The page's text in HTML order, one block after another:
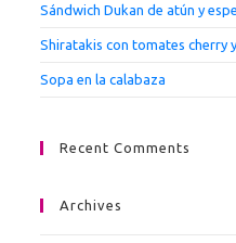
Sándwich Dukan de atún y
Shiratakis con tomates cherry
Sopa en la calabaza
Recent Comments
Archives